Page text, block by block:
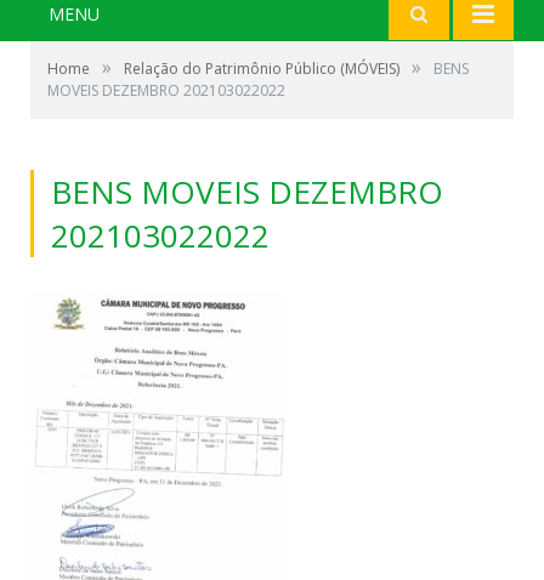
MENU
Home » Relação do Patrimônio Público (MÓVEIS) »
BENS
MOVEIS DEZEMBRO 202103022022
BENS MOVEIS DEZEMBRO
202103022022